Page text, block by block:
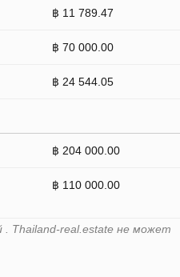
฿ 11 789.47
฿ 70 000.00
฿ 24 544.05
฿ 204 000.00
฿ 110 000.00
. Thailand-real.estate не может